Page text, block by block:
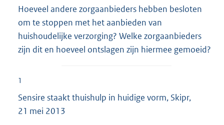
Hoeveel andere zorgaanbieders hebben besloten
om te stoppen met het aanbieden van
huishoudelijke verzorging? Welke zorgaanbieders
zijn dit en hoeveel ontslagen zijn hiermee gemoeid?
1
Sensire staakt thuishulp in huidige vorm, Skipr,
21 mei 2013